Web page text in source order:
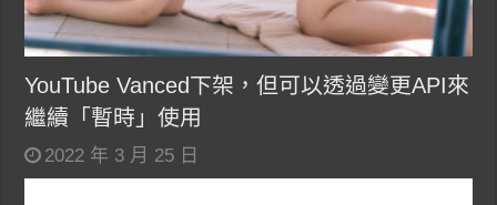
YouTube Vanced下架，但可以透過變更API來
繼續「暫時」使用
2022 年 3 月 25 日